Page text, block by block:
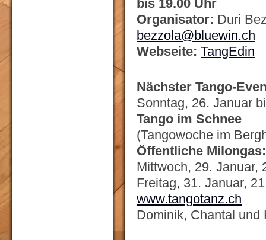
bis 19.00 Uhr
Organisator: Duri
bezzola@bluewin.ch
Webseite: TangEdin
Nächster Tango-
Sonntag, 26. Januar
Tango im Schnee
(Tangowoche im
Öffentliche
Mittwoch, 29. Januar,
Freitag, 31. Januar,
www.tangotanz.ch
Dominik, Chantal und